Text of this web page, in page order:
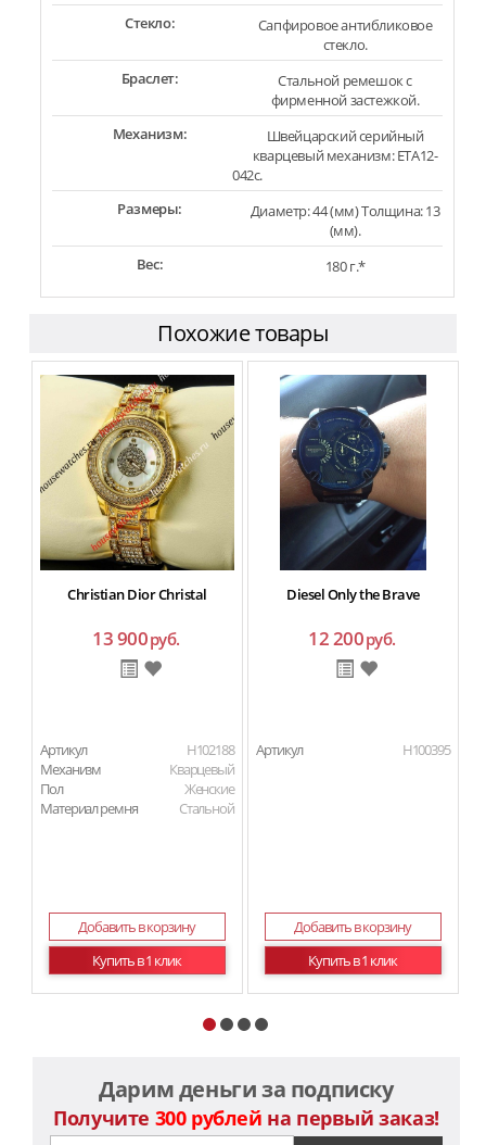
Стекло:
Сапфировое антибликовое
стекло.
Браслет:
Стальной ремешок с
фирменной застежкой.
Механизм:
Швейцарский серийный
кварцевый механизм: ETA12-
042c.
Размеры:
Диаметр: 44 (мм) Толщина: 13
(мм).
Вес:
180 г.*
Похожие товары
Christian Dior Christal
13 900руб.
Артикул
H102188
Механизм
Кварцевый
Пол
Женские
Материал ремня
Стальной
Добавить в корзину
Купить в 1 клик
Diesel Only the Brave
12 200руб.
Артикул H100395
Добавить в корзину
Купить в 1 клик
Дарим деньги за подписку
Получите 300 рублей на первый заказ!